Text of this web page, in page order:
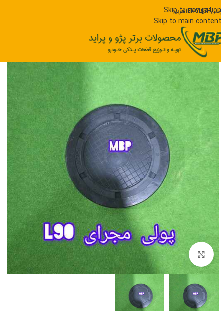
Skip to navigation
Skip to main content
ENGLISHالعربیه
برای بزرگنمایی کلیک کنید